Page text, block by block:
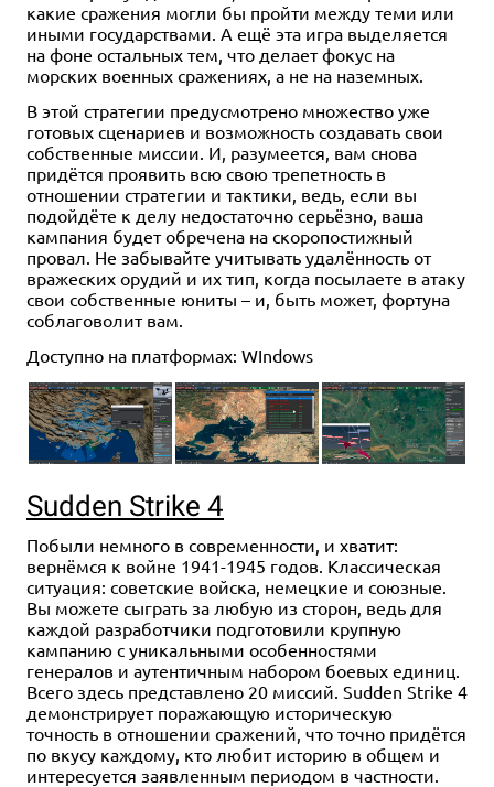
какие сражения могли бы пройти между теми или
иными государствами. А ещё эта игра выделяется
на фоне остальных тем, что делает фокус на
морских военных сражениях, а не на наземных.
В этой стратегии предусмотрено множество уже
готовых сценариев и возможность создавать свои
собственные миссии. И, разумеется, вам снова
придётся проявить всю свою трепетность в
отношении стратегии и тактики, ведь, если вы
подойдёте к делу недостаточно серьёзно, ваша
кампания будет обречена на скоропостижный
провал. Не забывайте учитывать удалённость от
вражеских орудий и их тип, когда посылаете в атаку
свои собственные юниты – и, быть может, фортуна
соблаговолит вам.
Доступно на платформах: WIndows
Sudden Strike 4
Побыли немного в современности, и хватит:
вернёмся к войне 1941-1945 годов. Классическая
ситуация: советские войска, немецкие и союзные.
Вы можете сыграть за любую из сторон, ведь для
каждой разработчики подготовили крупную
кампанию с уникальными особенностями
генералов и аутентичным набором боевых единиц.
Всего здесь представлено 20 миссий. Sudden Strike 4
демонстрирует поражающую историческую
точность в отношении сражений, что точно придётся
по вкусу каждому, кто любит историю в общем и
интересуется заявленным периодом в частности.